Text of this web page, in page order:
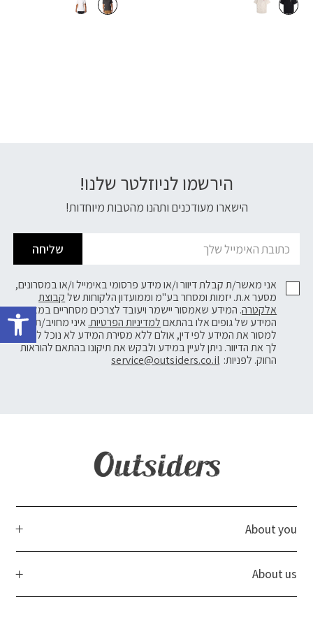
הירשמו לניוזלטר שלנו!
הישארו מעודכנים ותהנו מהטבות מיוחדות!
שליחה
אני מאשר/ת קבלת דיוור ו/או מידע פרסומי באימייל ו/או במסרונים,
מסער א.ת. יזמות ומסחר בע"מ וממועדון הלקוחות שלקבוצת
אלקטרה. המידע שאמסור יישמר ויעובד לצרכים מסחריים במאגרי
המידע של גופים אלו בהתאםלמדיניות הפרטיות. איני מחויב/ת
למסור את המידע לפי דין, אולם ללא מסירת המידע לא נוכל לשלוח
לך את הדיוור. ניתן לעיין במידע ולבקש את תיקונו בהתאם להוראות
החוק. לפניות: service@outsiders.co.il
About you
About us